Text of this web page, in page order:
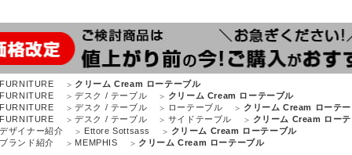
FURNITURE
クリーム Cream ローテーブル
FURNITURE
デスク / テーブル
クリーム Cream ローテーブル
FURNITURE
デスク / テーブル ローテーブル
クリーム Cream ローテ
FURNITURE
デスク / テーブル サイドテーブル
クリーム Cream ロー
デザイナー紹介
Ettore Sottsass
クリーム Cream ローテーブル
ブランド紹介
MEMPHIS クリーム Cream ローテーブル